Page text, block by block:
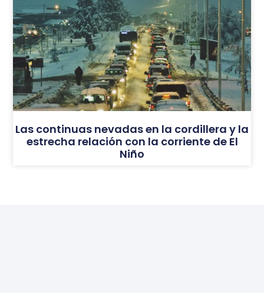
Las continuas nevadas en la cordillera y la
estrecha relación con la corriente de El
Niño